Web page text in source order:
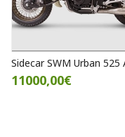
Sidecar SWM Urban 525
11000,00€